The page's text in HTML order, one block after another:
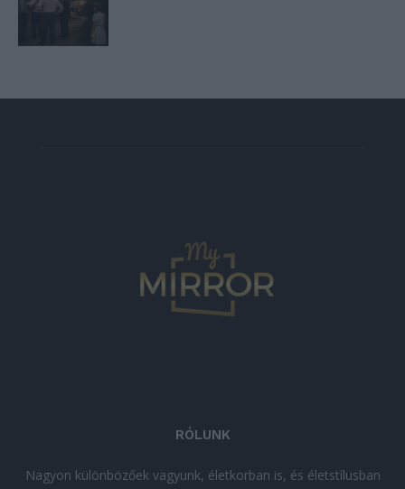
RÓLUNK
Nagyon különbözőek vagyunk, életkorban is, és életstílusban